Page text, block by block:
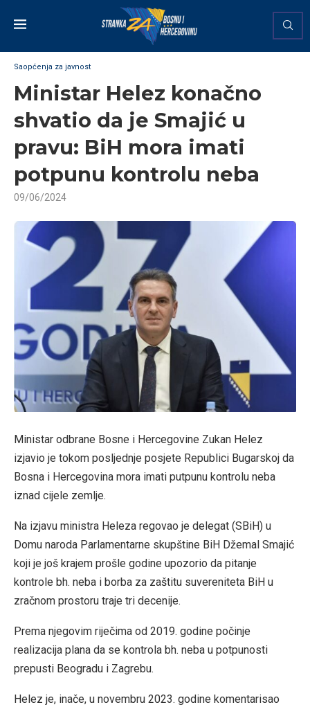
Saopćenja za javnost
Ministar Helez konačno
shvatio da je Smajić u
pravu: BiH mora imati
potpunu kontrolu neba
09/06/2024
Ministar odbrane Bosne i Hercegovine Zukan Helez
izjavio je tokom posljednje posjete Republici Bugarskoj da
Bosna i Hercegovina mora imati putpunu kontrolu neba
iznad cijele zemlje.
Na izjavu ministra Heleza regovao je delegat (SBiH) u
Domu naroda Parlamentarne skupštine BiH Džemal Smajić
koji je još krajem prošle godine upozorio da pitanje
kontrole bh. neba i borba za zaštitu suvereniteta BiH u
zračnom prostoru traje tri decenije.
Prema njegovim riječima od 2019. godine počinje
realizacija plana da se kontrola bh. neba u potpunosti
prepusti Beogradu i Zagrebu.
Helez je, inače, u novembru 2023. godine komentarisao